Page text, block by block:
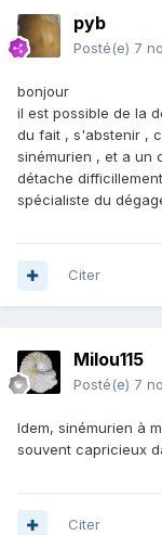
pyb
Posté(e) 7
bonjour
il est possible de la
du fait , s'abstenir ,
sinémurien , et a un
détache
spécialiste du
Citer
Milou115
Posté(e) 7
Idem, sinémurien à
souvent capricieux
Citer